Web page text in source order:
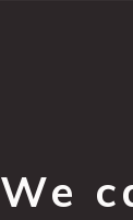
We